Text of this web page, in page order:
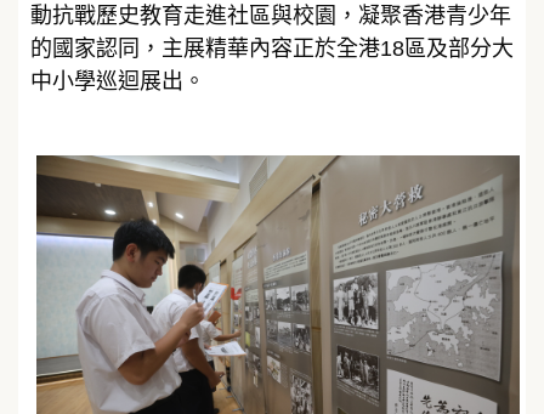
動抗戰歷史教育走進社區與校園，凝聚香港青少年
的國家認同，主展精華內容正於全港18區及部分大
中小學巡迴展出。